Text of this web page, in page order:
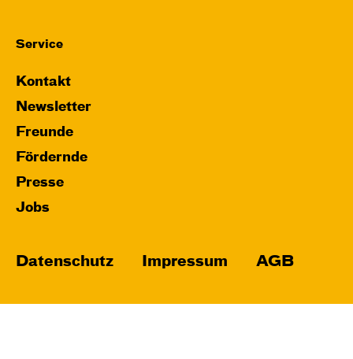
Service
Kontakt
Newsletter
Freunde
Fördernde
Presse
Jobs
Datenschutz Impressum AGB